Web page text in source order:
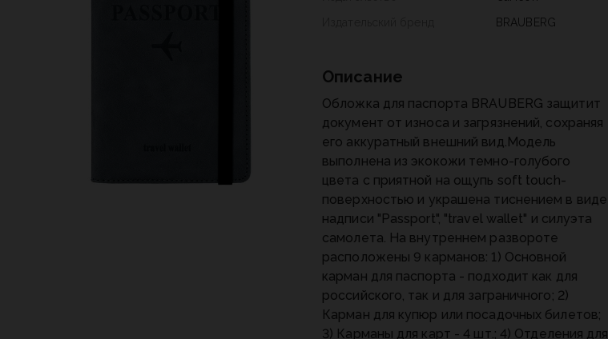
BRAUBERG
Описание
Обложка для паспорта BRAUBERG защитит
документ от износа и загрязнений, сохраняя
его аккуратный внешний вид.Модель
выполнена из экокожи темно-голубого
цвета c приятной на ощупь soft touch-
поверхностью и украшена тиснением в виде
надписи "Passport", "travel wallet" и силуэта
самолета. На внутреннем развороте
расположены 9 карманов: 1) Основной
карман для паспорта - подходит как для
российского, так и для заграничного; 2)
Карман для купюр или посадочных билетов;
3) Карманы для карт - 4 шт.; 4) Отделения для